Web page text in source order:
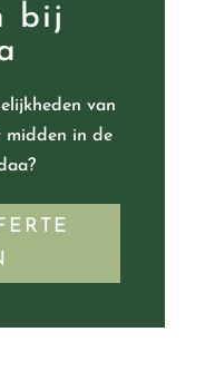
bij
van
midden in de